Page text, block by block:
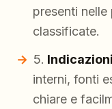
presenti
classificate.
interni, fonti
chiare e